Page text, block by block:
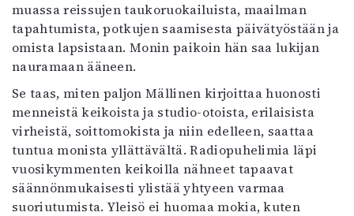
muassa reissujen taukoruokailuista, maailman
tapahtumista, potkujen saamisesta päivätyöstään ja
omista lapsistaan. Monin paikoin hän saa lukijan
nauramaan ääneen.
Se taas, miten paljon Mällinen kirjoittaa huonosti
menneistä keikoista ja studio-otoista, erilaisista
virheistä, soittomokista ja niin edelleen, saattaa
tuntua monista yllättävältä. Radiopuhelimia läpi
vuosikymmenten keikoilla nähneet tapaavat
säännönmukaisesti ylistää yhtyeen varmaa
suoriutumista. Yleisö ei huomaa mokia, kuten